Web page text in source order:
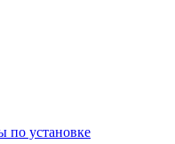
по установке